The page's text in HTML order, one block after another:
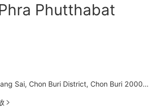
Phutthabat
201 หมู่ 6 Bang Sai, Chon Buri District, Chon Buri 20000, Thailand
